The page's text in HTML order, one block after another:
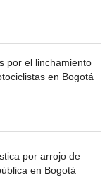
por el linchamiento
en Bogotá
por arrojo de
en Bogotá